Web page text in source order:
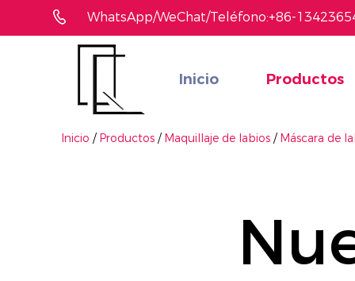
WhatsApp/WeChat/Teléfono:+86-
Inicio Productos
Inicio / Productos / Maquillaje de labios / Máscara de